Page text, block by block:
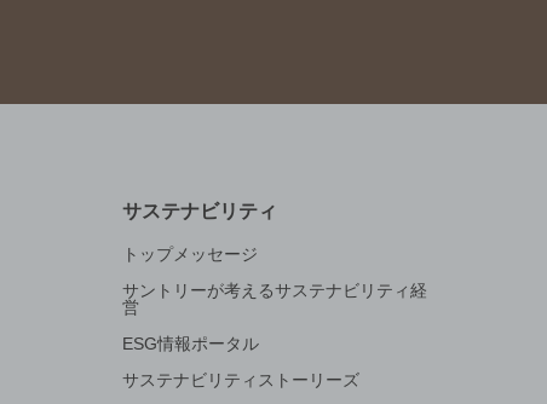
サステナビリティ
トップメッセージ
サントリーが考えるサステナビリティ経
営
ESG情報ポータル
サステナビリティストーリーズ